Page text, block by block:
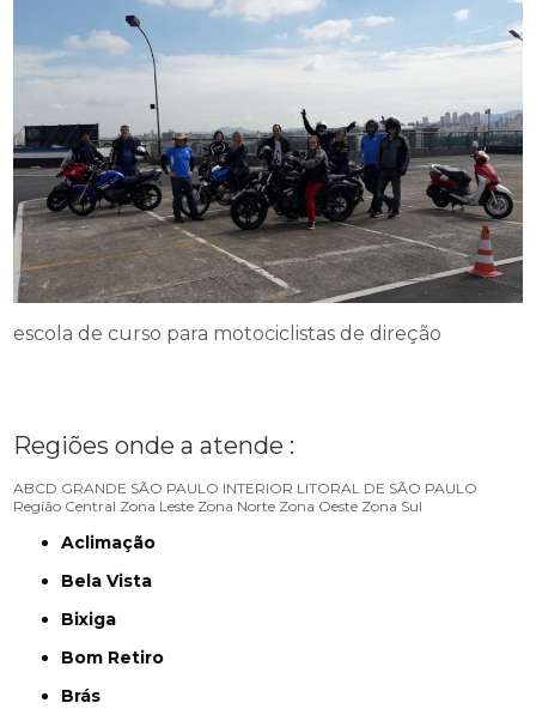
escola de curso para motociclistas de direção
Regiões onde a atende :
ABCD GRANDE SÃO PAULO INTERIOR LITORAL DE SÃO PAULO
Região Central Zona Leste Zona Norte Zona Oeste Zona Sul
Aclimação
Bela Vista
Bixiga
Bom Retiro
Brás